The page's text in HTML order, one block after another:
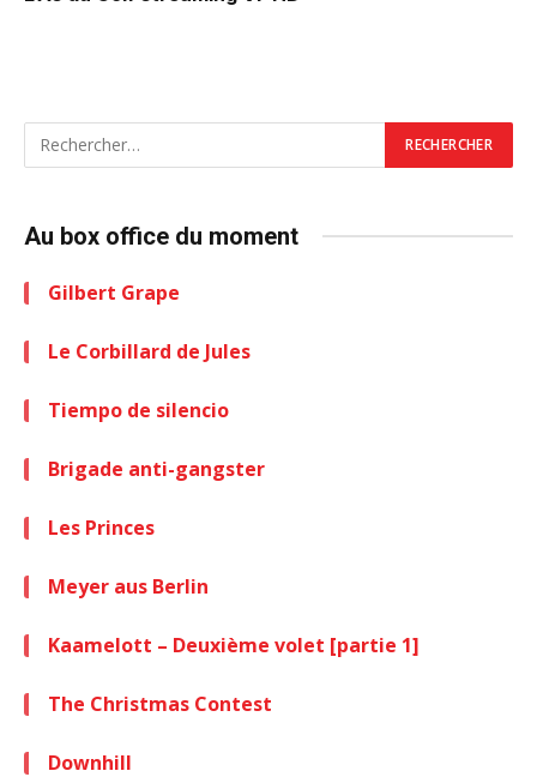
Au box office du moment
Gilbert Grape
Le Corbillard de Jules
Tiempo de silencio
Brigade anti-gangster
Les Princes
Meyer aus Berlin
Kaamelott – Deuxième volet [partie 1]
The Christmas Contest
Downhill